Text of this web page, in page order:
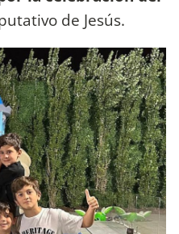
de Jesús.